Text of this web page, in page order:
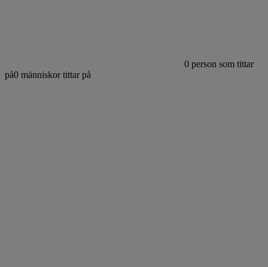
0 person som tittar
på0 människor tittar på